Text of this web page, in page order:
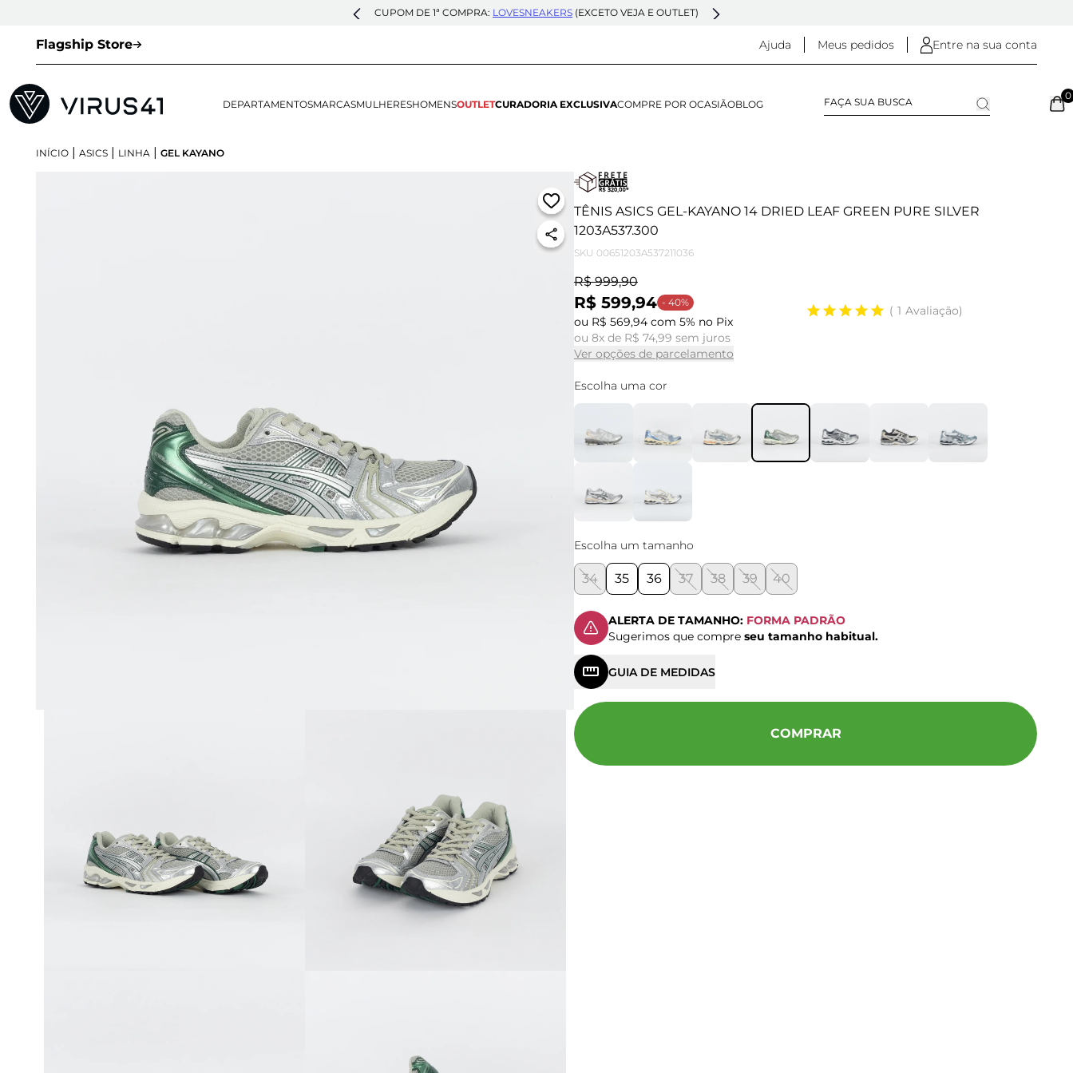
CUPOM DE 1ª COMPRA: LOVESNEAKERS (EXCETO VEJA E OUTLET)
Flagship Store Ajuda Meus pedidos Entre na sua conta
DEPARTAMENTOSMARCASMULHERESHOMENSOUTLETCURADORIA EXCLUSIVACOMPRE POR OCASIÃOBLOG
0
INÍCIO | ASICS | LINHA | GEL KAYANO
TÊNIS ASICS GEL-KAYANO 14 DRIED LEAF GREEN PURE SILVER
1203A537.300
SKU 00651203A537211036
R$ 999,90
R$ 599,94 - 40%
ou R$ 569,94 com 5% no Pix
ou 8x de R$ 74,99 sem juros
Ver opções de parcelamento
1 Avaliação
Escolha uma cor
Escolha um tamanho
34 35 36 37 38 39 40
ALERTA DE TAMANHO: FORMA PADRÃO
Sugerimos que compre seu tamanho habitual.
GUIA DE MEDIDAS
COMPRAR